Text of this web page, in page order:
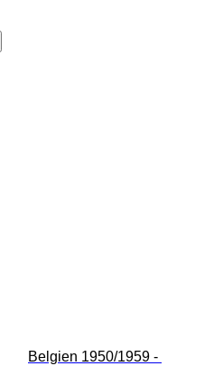
Einband
Belgien 1950/1959 -